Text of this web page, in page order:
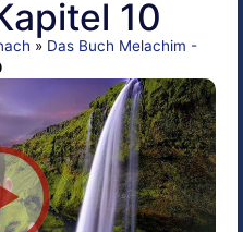
10
» Das Buch Melachim -